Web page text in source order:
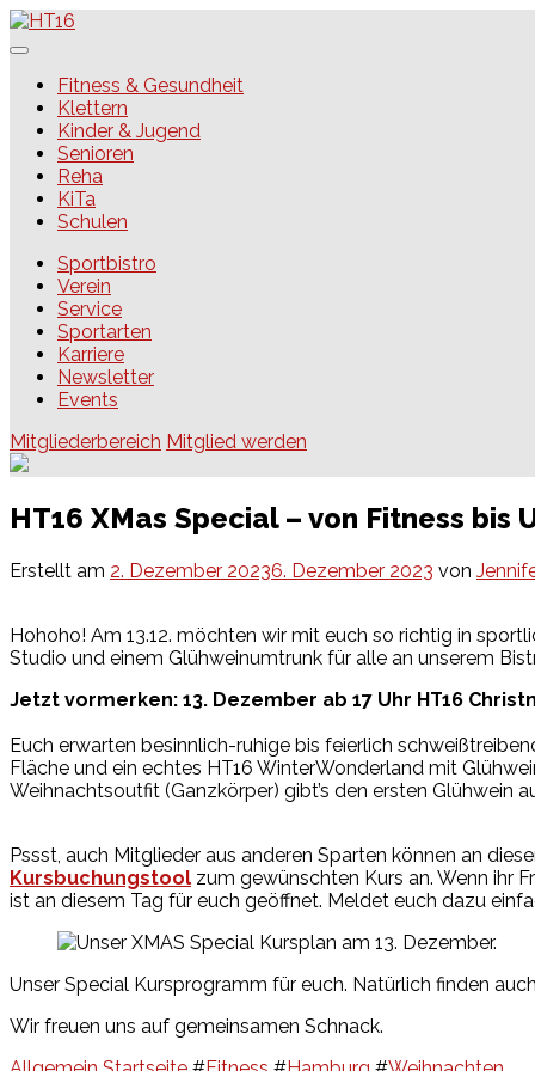
Skip
to
HT16Fitness & Gesundheit
Klettern
Kinder & Jugend
Senioren
Reha
KiTa
Schulen
Sportbistro
Verein
Service
Sportarten
Karriere
Newsletter
Events
Mitgliederbereich Mitglied werden
HT16 XMas Special – von Fitness bis
Erstellt am 2. Dezember 20236. Dezember 2023 von
Hohoho! Am 13.12. möchten wir mit euch so richtig in
Studio und einem Glühweinumtrunk für alle an unserem
Jetzt vormerken: 13. Dezember ab 17 Uhr HT16
Euch erwarten besinnlich-ruhige bis feierlich
Fläche und ein echtes HT16 WinterWonderland mit
Weihnachtsoutfit (Ganzkörper) gibt’s den ersten Glühwein
Pssst, auch Mitglieder aus anderen Sparten können an
Kursbuchungstool zum gewünschten Kurs an. Wenn ihr
ist an diesem Tag für euch geöffnet. Meldet euch dazu
Unser Special Kursprogramm für euch. Natürlich finden
Wir freuen uns auf gemeinsamen Schnack.